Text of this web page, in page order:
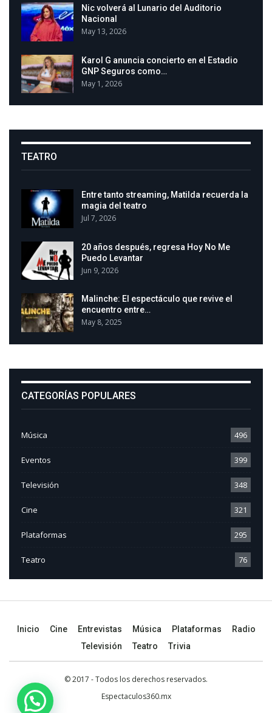
Nic volverá al Lunario del Auditorio
Nacional
May 13, 2026
Karol G anuncia concierto en el Estadio
GNP Seguros como…
May 1, 2026
TEATRO
Entre tanto streaming, Matilda recuerda la
magia del teatro
Jul 7, 2026
20 años después, regresa Hoy No Me
Puedo Levantar
Jun 9, 2026
Malinche: El espectáculo que revive el
encuentro entre…
May 8, 2025
CATEGORÍAS POPULARES
Música 496
Eventos 399
Televisión 348
Cine 321
Plataformas 295
Teatro 76
Inicio Cine Entrevistas Música Plataformas
Radio
Televisión
Teatro Trivia
© 2017 - Todos los derechos reservados.
Espectaculos360.mx